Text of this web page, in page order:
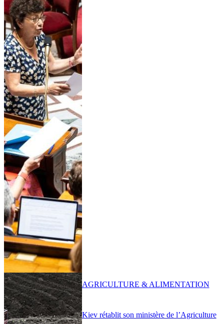
Kiev rétablit son ministère de l’Agriculture
AGRICULTURE & ALIMENTATION